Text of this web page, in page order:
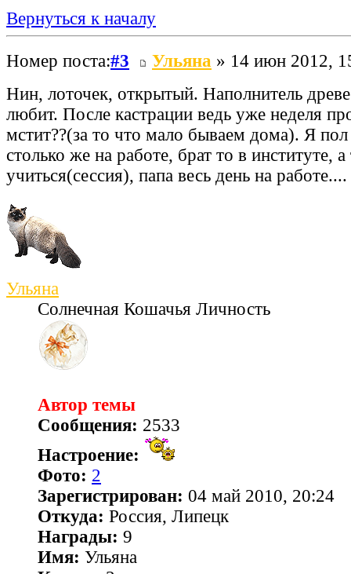
Вернуться к началу
Номер поста:#3 Ульяна » 14 июн 2012,
Нин, лоточек, открытый. Наполнитель
любит. После кастрации ведь уже неделя
мстит??(за то что мало бываем дома). Я
столько же на работе, брат то в институте, а
учиться(сессия), папа весь день на работе....
Ульяна
Солнечная Кошачья Личность
Автор темы
Сообщения: 2533
Настроение:
Фото: 2
Зарегистрирован: 04 май 2010, 20:24
Откуда: Россия, Липецк
Награды: 9
Имя: Ульяна